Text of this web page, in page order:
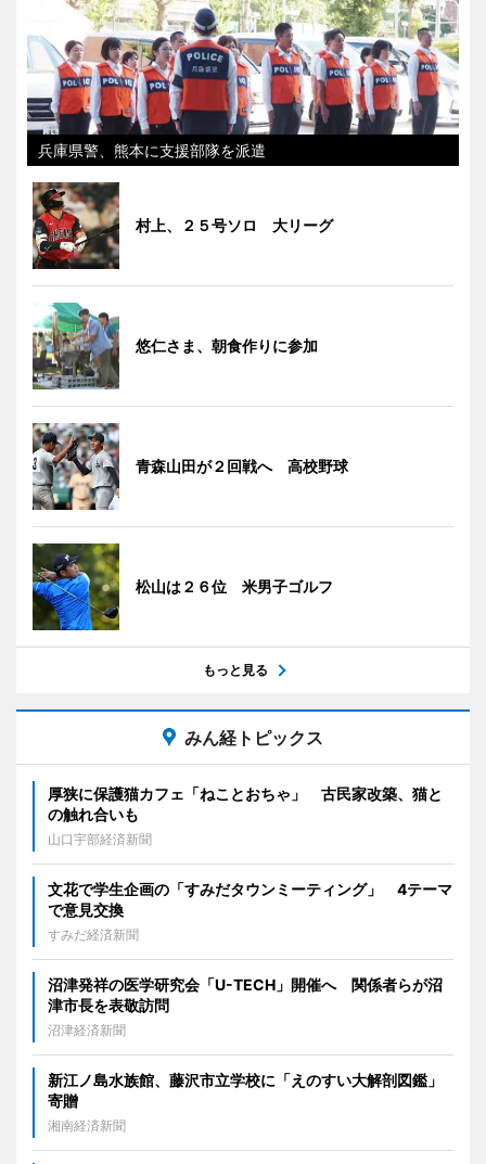
兵庫県警、熊本に支援部隊を派遣
村上、２５号ソロ 大リーグ
悠仁さま、朝食作りに参加
青森山田が２回戦へ 高校野球
松山は２６位 米男子ゴルフ
もっと見る
みん経トピックス
厚狭に保護猫カフェ「ねことおちゃ」 古民家改築、猫と
の触れ合いも
山口宇部経済新聞
文花で学生企画の「すみだタウンミーティング」 4テーマ
で意見交換
すみだ経済新聞
沼津発祥の医学研究会「U-TECH」開催へ 関係者らが沼
津市長を表敬訪問
沼津経済新聞
新江ノ島水族館、藤沢市立学校に「えのすい大解剖図鑑」
寄贈
湘南経済新聞